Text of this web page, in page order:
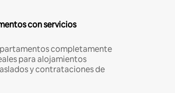
con servicios
completamente
para alojamientos
y contrataciones de